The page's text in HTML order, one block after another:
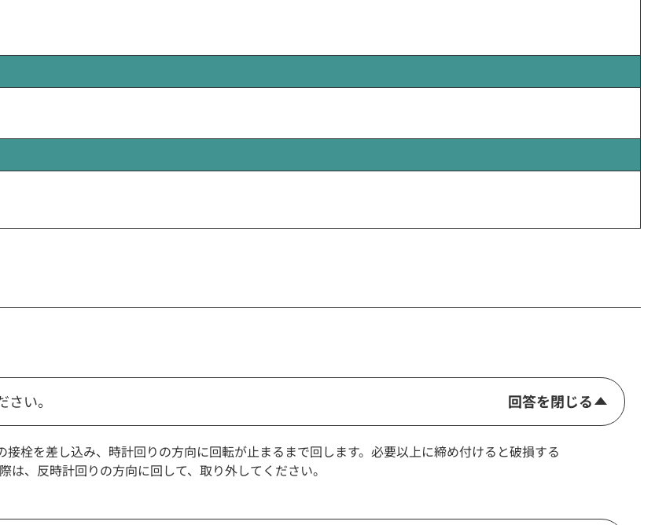
い。 回答を閉じる
接栓を差し込み、時計回りの方向に回転が止まるまで回します。必要以上に締め付けると破損する
、反時計回りの方向に回して、取り外してください。